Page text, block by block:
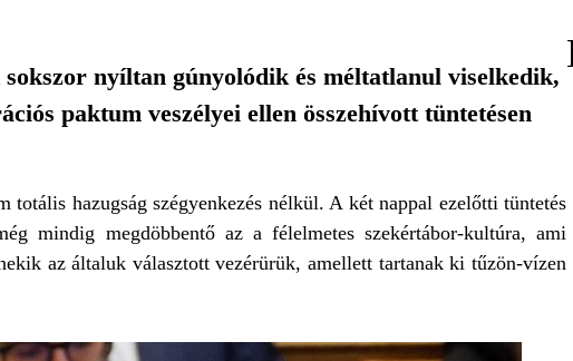
nyíltan gúnyolódik és méltatlanul viselkedik,
paktum veszélyei ellen összehívott tüntetésen
hazugság szégyenkezés nélkül. A két nappal ezelőtti tüntetés
mindig megdöbbentő az a félelmetes szekértábor-kultúra, ami
az általuk választott vezérürük, amellett tartanak ki tűzön-vízen